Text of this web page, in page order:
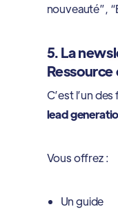
nouveauté”,
5. La
Ressource
C’est l’un
lead
Vous offrez :
Un guide